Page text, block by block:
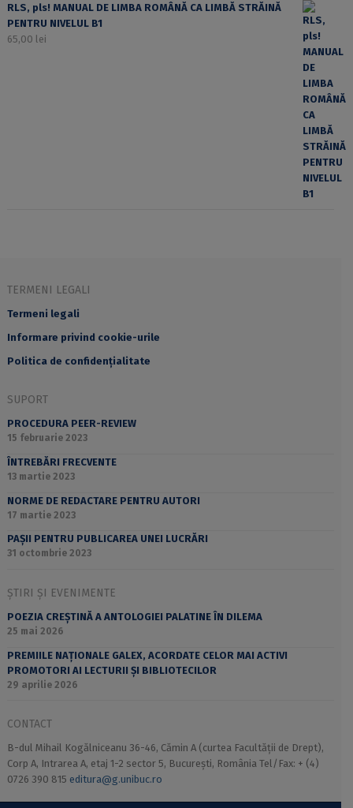
RLS, pls! MANUAL DE LIMBA ROMÂNĂ CA LIMBĂ STRĂINĂ
PENTRU NIVELUL B1
65,00 lei
TERMENI LEGALI
Termeni legali
Informare privind cookie-urile
Politica de confidențialitate
SUPORT
PROCEDURA PEER-REVIEW
15 februarie 2023
ÎNTREBĂRI FRECVENTE
13 martie 2023
NORME DE REDACTARE PENTRU AUTORI
17 martie 2023
PAȘII PENTRU PUBLICAREA UNEI LUCRĂRI
31 octombrie 2023
ȘTIRI ȘI EVENIMENTE
POEZIA CREȘTINĂ A ANTOLOGIEI PALATINE ÎN DILEMA
25 mai 2026
PREMIILE NAȚIONALE GALEX, ACORDATE CELOR MAI ACTIVI
PROMOTORI AI LECTURII ȘI BIBLIOTECILOR
29 aprilie 2026
CONTACT
B-dul Mihail Kogălniceanu 36-46, Cămin A (curtea Facultății de Drept),
Corp A, Intrarea A, etaj 1-2 sector 5, București, România Tel/Fax: + (4)
0726 390 815 editura@g.unibuc.ro